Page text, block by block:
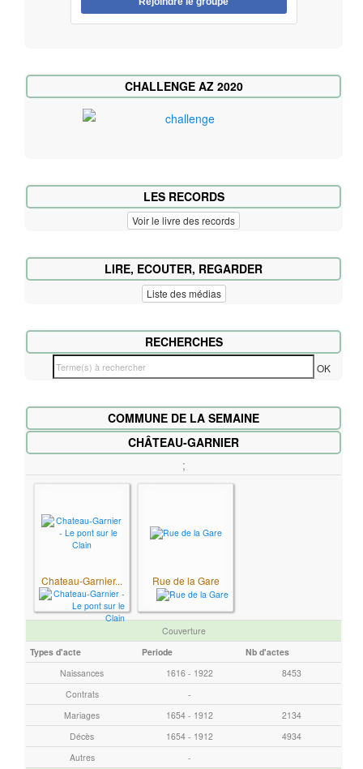
CHALLENGE AZ 2020
LES RECORDS
Voir le livre des records
LIRE, ECOUTER, REGARDER
Liste des médias
RECHERCHES
T
e
s
à
c
h
e
c
OK
COMMUNE DE LA SEMAINE
CHÂTEAU-GARNIER
;
Chateau-Garnier... Rue de la Gare
Couverture
Types d'acte
Periode
Nb d'actes
Naissances
1616 - 1922
8453
Contrats
-
Mariages
1654 - 1912
2134
Décès
1654 - 1912
4934
Autres
-